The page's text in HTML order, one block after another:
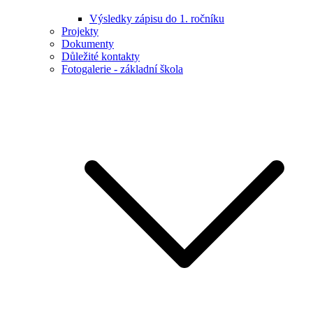
Výsledky zápisu do 1. ročníku
Projekty
Dokumenty
Důležité kontakty
Fotogalerie - základní škola